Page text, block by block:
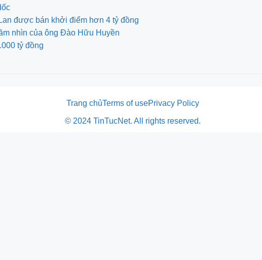
được bán khởi điểm hơn 4 tỷ đồng
nhìn của ông Đào Hữu Huyền
tỷ đồng
Trang chủTerms of usePrivacy Policy
© 2024 TinTucNet. All rights reserved.